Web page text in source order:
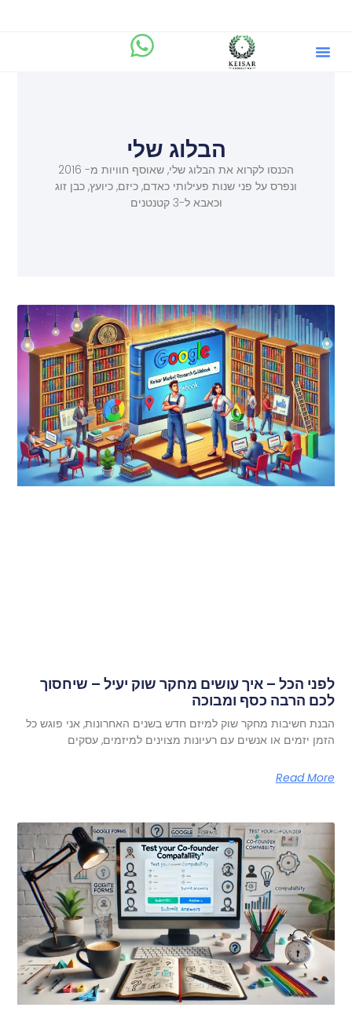
הבלוג שלי
הכנסו לקרוא את הבלוג שלי, שאוסף חוויות מ- 2016
ונפרס על פני שנות פעילותי כאדם, כיזם, כיועץ, כבן זוג
וכאבא ל-3 קטנטנים
לפני הכל – איך עושים מחקר שוק יעיל – שיחסוך
לכם הרבה כסף ומבוכה
הבנת חשיבות מחקר שוק למיזם חדש בשנים האחרונות, אני פוגש כל
הזמן יזמים או אנשים עם רעיונות מצוינים למיזמים, עסקים
Read More